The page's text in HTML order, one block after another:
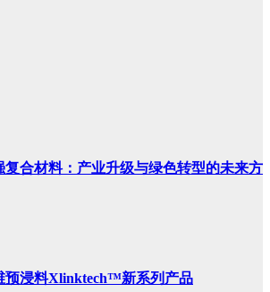
复合材料：产业升级与绿色转型的未来方
预浸料Xlinktech™新系列产品